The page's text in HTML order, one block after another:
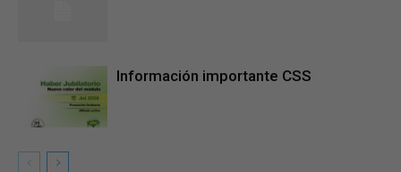
Información importante CSS